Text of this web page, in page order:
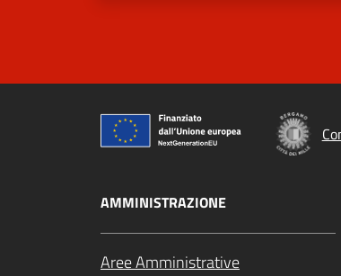
AMMINISTRAZIONE
Aree Amministrative